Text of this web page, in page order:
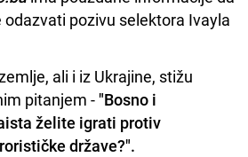
pozivu selektora Ivayla
ali i iz Ukrajine, stižu
pitanjem -"Bosno i
želite igrati protiv
države?".